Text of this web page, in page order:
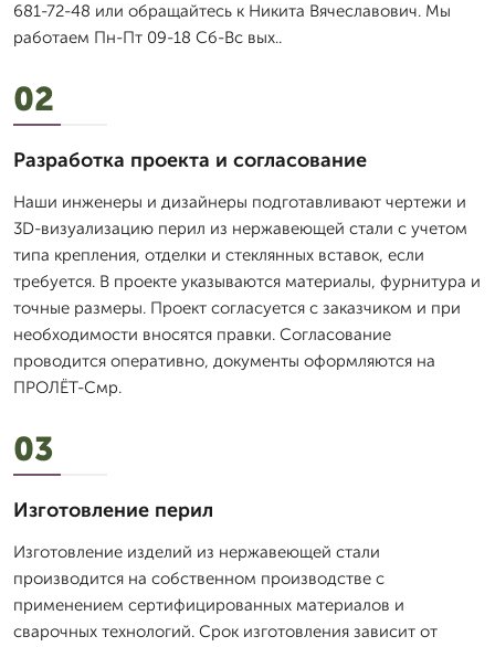
681-72-48 или обращайтесь к Никита Вячеславович. Мы
работаем Пн-Пт 09-18 Сб-Вс вых..
02
Разработка проекта и согласование
Наши инженеры и дизайнеры подготавливают чертежи и
3D-визуализацию перил из нержавеющей стали с учетом
типа крепления, отделки и стеклянных вставок, если
требуется. В проекте указываются материалы, фурнитура и
точные размеры. Проект согласуется с заказчиком и при
необходимости вносятся правки. Согласование
проводится оперативно, документы оформляются на
ПРОЛЁТ-Смр.
03
Изготовление перил
Изготовление изделий из нержавеющей стали
производится на собственном производстве с
применением сертифицированных материалов и
сварочных технологий. Срок изготовления зависит от